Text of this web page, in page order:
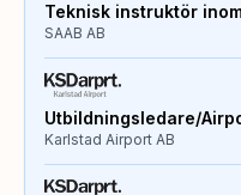
Teknisk instruktör
SAAB AB
Utbildningsledare/
Karlstad Airport AB